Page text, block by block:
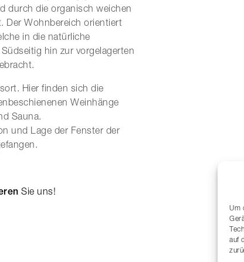
Um
auf
durch die organisch weichen
Der Wohnbereich orientiert
in die natürliche
hin zur vorgelagerten
Hier finden sich die
Weinhänge
Sauna.
und Lage der Fenster der
Sie uns!